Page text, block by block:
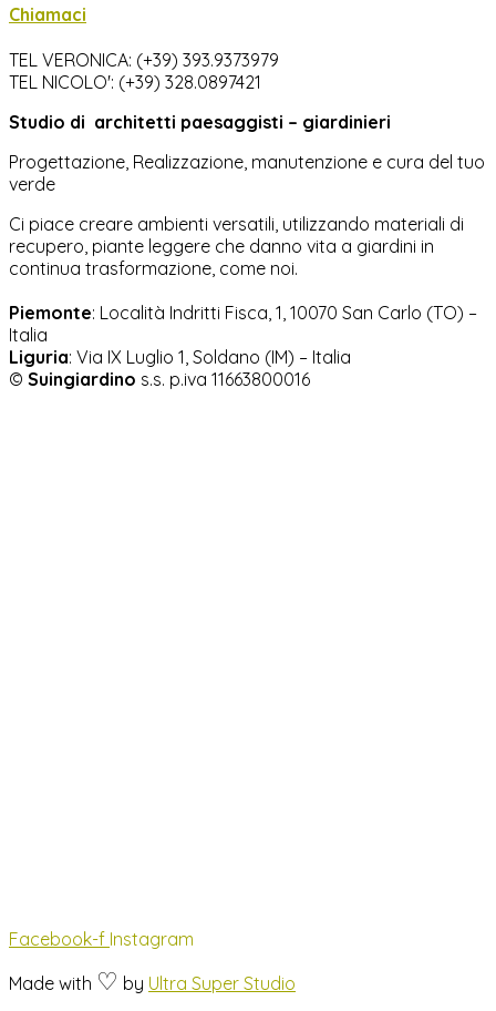
Chiamaci
TEL VERONICA: (+39) 393.9373979
TEL NICOLO': (+39) 328.0897421
Studio di architetti paesaggisti – giardinieri
Progettazione, Realizzazione, manutenzione e cura del tuo
verde
Ci piace creare ambienti versatili, utilizzando materiali di
recupero, piante leggere che danno vita a giardini in
continua trasformazione, come noi.
Piemonte: Località Indritti Fisca, 1, 10070 San Carlo (TO) –
Italia
Liguria: Via IX Luglio 1, Soldano (IM) – Italia
© Suingiardino s.s. p.iva 11663800016
Facebook-f Instagram
Made with ♡ by Ultra Super Studio